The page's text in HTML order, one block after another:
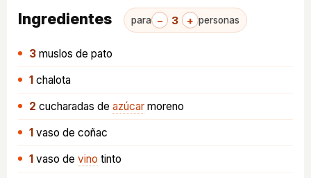
Ingredientes para − 3 + personas
3 muslos de pato
1 chalota
2 cucharadas de azúcar moreno
1 vaso de coñac
1 vaso de vino tinto